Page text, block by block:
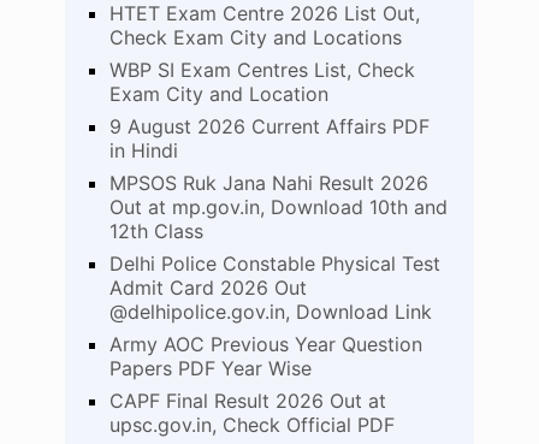
HTET Exam Centre 2026 List Out,
Check Exam City and Locations
WBP SI Exam Centres List, Check
Exam City and Location
9 August 2026 Current Affairs PDF
in Hindi
MPSOS Ruk Jana Nahi Result 2026
Out at mp.gov.in, Download 10th and
12th Class
Delhi Police Constable Physical Test
Admit Card 2026 Out
@delhipolice.gov.in, Download Link
Army AOC Previous Year Question
Papers PDF Year Wise
CAPF Final Result 2026 Out at
upsc.gov.in, Check Official PDF